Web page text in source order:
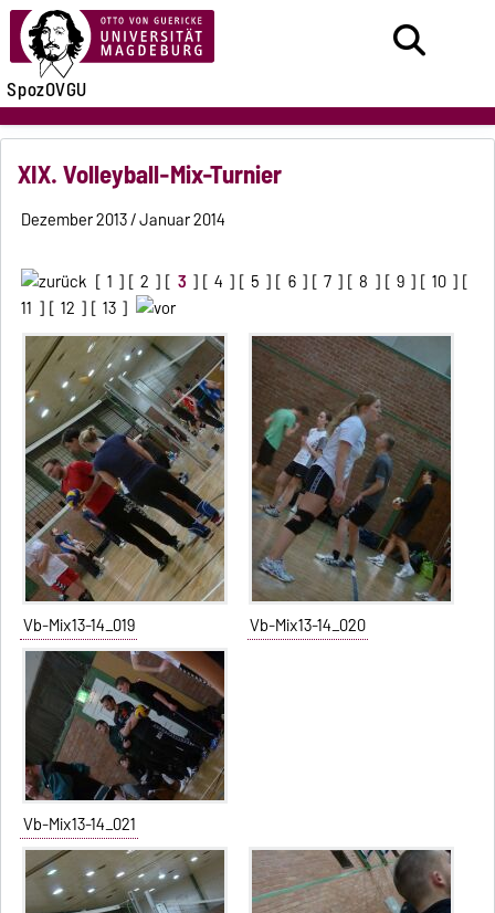
SpozOVGU
XIX. Volleyball-Mix-Turnier
Dezember 2013 / Januar 2014
[ 1 ] [ 2 ] [ 3 ] [ 4 ] [ 5 ] [ 6 ] [ 7 ] [ 8 ] [ 9 ] [ 10 ] [
11 ] [ 12 ] [ 13 ]
Vb-Mix13-14_019 Vb-Mix13-14_020
Vb-Mix13-14_021